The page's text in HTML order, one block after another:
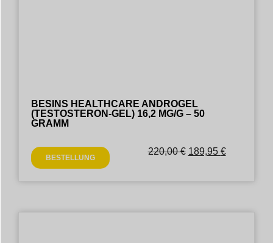
BESINS HEALTHCARE ANDROGEL
(TESTOSTERON-GEL) 16,2 MG/G – 50
GRAMM
BESTELLUNG
220,00€ 189,95 €